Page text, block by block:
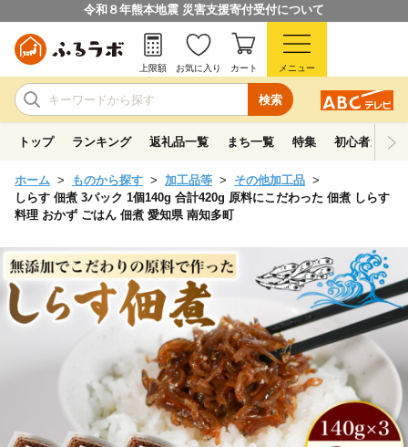
令和８年熊本地震 災害支援寄付受付について
検索
上限額 お気に入り カート メニュー
トップ ランキング 返礼品一覧 まち一覧 特集 初心者ガイド
ホーム ものから探す 加工品等
その他加工品
しらす 佃煮 3パック 1個140g 合計420g 原料にこだわった 佃煮 しらす
料理 おかず ごはん 佃煮 愛知県 南知多町